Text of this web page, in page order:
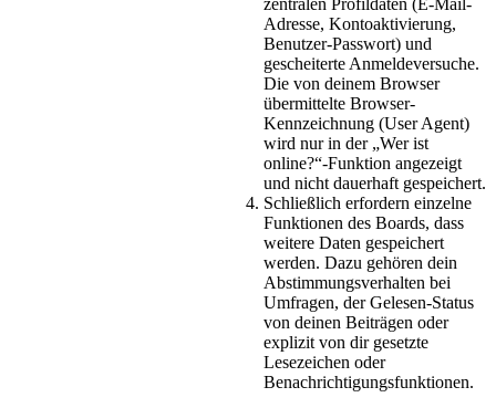
Adresse, Kontoaktivierung,
Benutzer-Passwort) und
gescheiterte Anmeldeversuche.
Die von deinem Browser
übermittelte Browser-
Kennzeichnung (User Agent)
wird nur in der „Wer ist
online?“-Funktion angezeigt
und nicht dauerhaft gespeichert.
Schließlich erfordern einzelne
Funktionen des Boards, dass
weitere Daten gespeichert
werden. Dazu gehören dein
Abstimmungsverhalten bei
Umfragen, der Gelesen-Status
von deinen Beiträgen oder
explizit von dir gesetzte
Lesezeichen oder
Benachrichtigungsfunktionen.